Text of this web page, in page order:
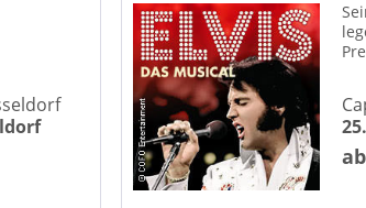
Best of famous Musicals - Die Musical-Hits unserer Zeit
Capitol-Theater Düsseldorf
Der Herr der Ringe & Der Hobbit - Das Konzert
Die Mönche des Shaolin Kung Fu
Die Nacht der Musicals